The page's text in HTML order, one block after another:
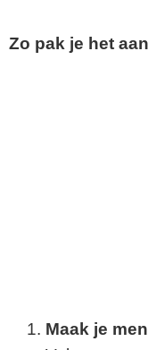
Zo pak je het aan
Maak je